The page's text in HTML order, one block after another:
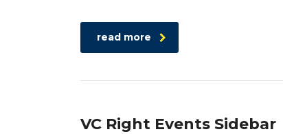
read more
VC Right Events Sidebar